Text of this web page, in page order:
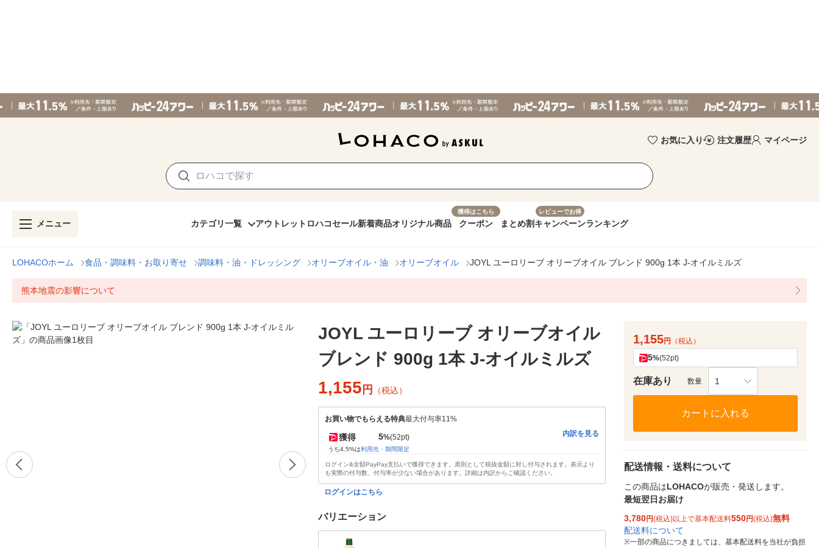
お気に入り 注文履歴 マイページ
メニュー カテゴリ一覧 アウトレット ロハコセール新着商品オリジナル商品
獲得はこちら
クーポン まとめ割
レビューでお得
キャンペーンランキング
LOHACOホーム 食品・調味料・お取り寄せ 調味料・油・ドレッシング オリーブオイル・油 オリーブオイル JOYL ユーロリーブ オリーブオイル ブレンド 900g 1本 J-オイルミルズ
熊本地震の影響について
JOYL ユーロリーブ オリーブオイル
ブレンド 900g 1本 J-オイルミルズ
1,155 円 （税込）
お買い物でもらえる特典最大付与率11%
獲得 5%(52pt)
うち4.5%は利用先・期間限定
内訳を見る
ログイン&全額PayPay支払いで獲得できます。原則として税抜金額に対し付与されます。表示より
も実際の付与数、付与率が少ない場合があります。詳細は内訳からご確認ください。
ログインはこちら
バリエーション
1,155円 （税込）
5%(52pt)
在庫あり 数量 1
カートに入れる
配送情報・送料について
この商品はLOHACOが販売・発送します。
最短翌日お届け
3,780円(税込)以上で基本配送料550円(税込)無料
配送料について
※一部の商品につきましては、基本配送料を当社が負担